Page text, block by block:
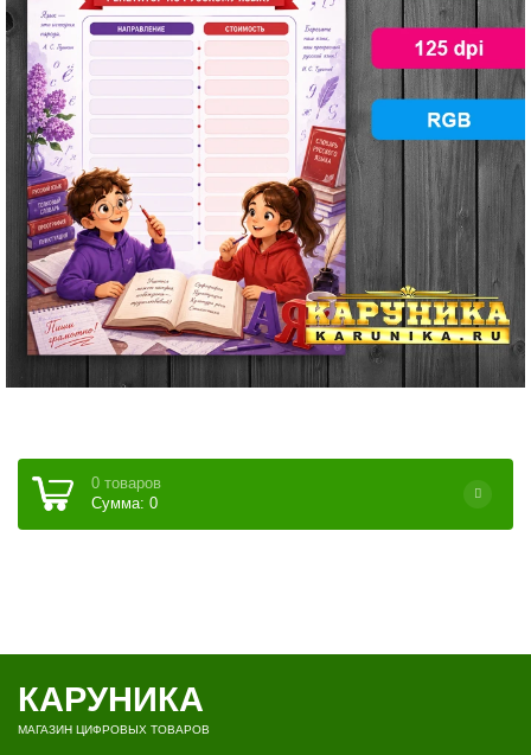
0 товаров
Сумма: 0
КАРУНИКА
МАГАЗИН ЦИФРОВЫХ ТОВАРОВ